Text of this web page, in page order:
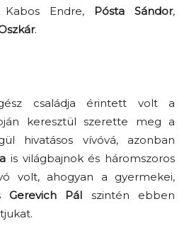
Endre, Pósta Sándor,
.
családja érintett volt a
keresztül szerette meg a
hivatásos vívóvá, azonban
is világbajnok és háromszoros
volt, ahogyan a gyermekei,
Gerevich Pál szintén ebben